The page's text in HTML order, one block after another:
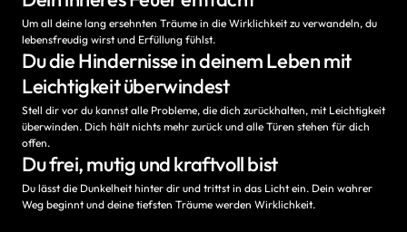
Um all deine lang ersehnten Träume in die Wirklichkeit zu verwandeln, du
lebensfreudig wirst und Erfüllung fühlst.
Du die Hindernisse in deinem Leben mit
Leichtigkeit überwindest
Stell dir vor du kannst alle Probleme, die dich zurückhalten, mit Leichtigkeit
überwinden. Dich hält nichts mehr zurück und alle Türen stehen für dich
offen.
Du frei, mutig und kraftvoll bist
Du lässt die Dunkelheit hinter dir und trittst in das Licht ein. Dein wahrer
Weg beginnt und deine tiefsten Träume werden Wirklichkeit.